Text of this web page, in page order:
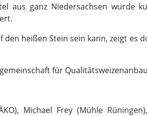
aus ganz Niedersachsen wurde
heißen Stein sein kann, zeigt
für
Michael Frey (Mühle